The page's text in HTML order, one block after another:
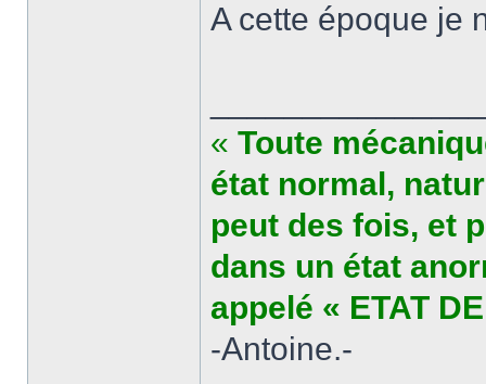
A cette époque je
« Toute
état normal,
peut des fois, et
dans un état
appelé « ETAT
-Antoine.-